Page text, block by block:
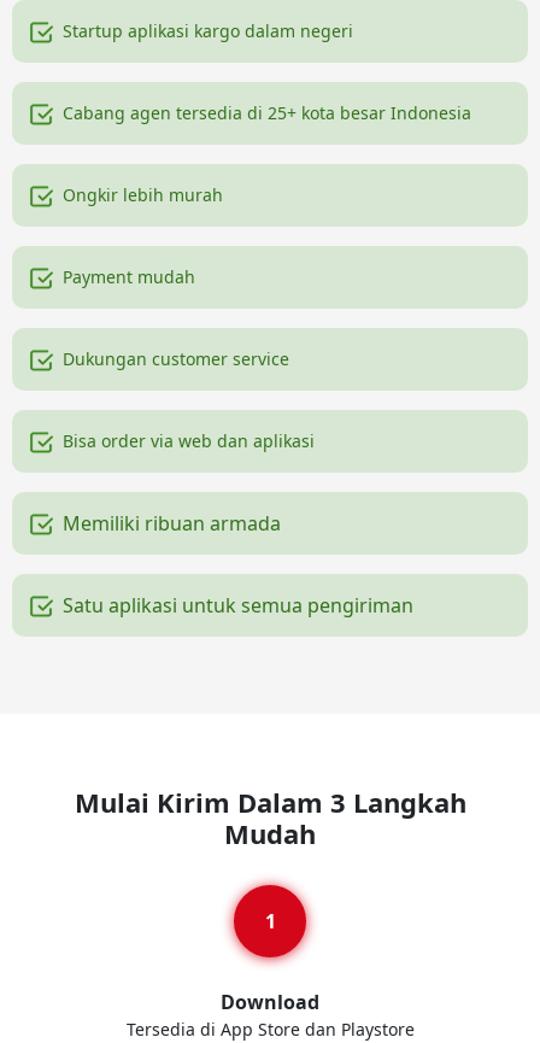
Startup aplikasi kargo dalam negeri
Cabang agen tersedia di 25+ kota besar Indonesia
Ongkir lebih murah
Payment mudah
Dukungan customer service
Bisa order via web dan aplikasi
Memiliki ribuan armada
Satu aplikasi untuk semua pengiriman
Mulai Kirim Dalam 3 Langkah
Mudah
Download
Tersedia di App Store dan Playstore